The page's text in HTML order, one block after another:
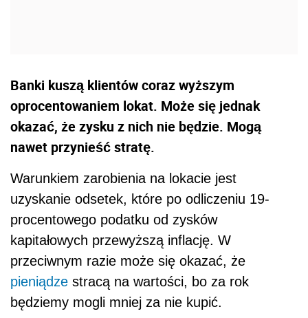
Banki kuszą klientów coraz wyższym
oprocentowaniem lokat. Może się jednak
okazać, że zysku z nich nie będzie. Mogą
nawet przynieść stratę.
Warunkiem zarobienia na lokacie jest
uzyskanie odsetek, które po odliczeniu 19-
procentowego podatku od zysków
kapitałowych przewyższą inflację. W
przeciwnym razie może się okazać, że
pieniądze stracą na wartości, bo za rok
będziemy mogli mniej za nie kupić.